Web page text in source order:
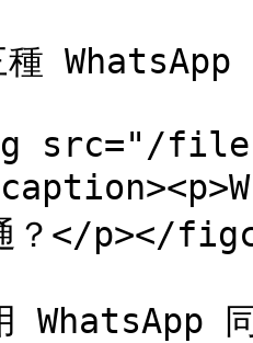
WhatsApp
src="/files/
通？</p></
WhatsApp